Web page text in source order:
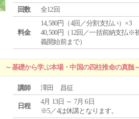
回数
全12回
料金
14,580円（4回／分割支払い）×3
40,500円（12回／一括前納支払※
義開始前まで）
～基礎から学ぶ本場・中国の四柱推命の真髄
講師 澤田 昌征
日程
4月 13日 ～ 7月 6日
※5／4は休講となります。